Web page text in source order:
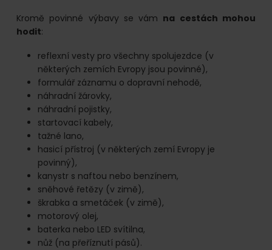
Kromě povinné výbavy se vám na cestách mohou
hodit:
reflexní vesty pro všechny spolujezdce (v
některých zemích Evropy jsou povinné),
formulář záznamu o dopravní nehodě,
náhradní žárovky,
náhradní pojistky,
startovací kabely,
tažné lano,
hasicí přístroj (v některých zemí Evropy je
povinný),
kanystr s naftou nebo benzínem,
sněhové řetězy (v zimě),
škrabka a smetáček (v zimě),
motorový olej,
baterka nebo LED svítilna,
nůž (na přeříznutí pásů).